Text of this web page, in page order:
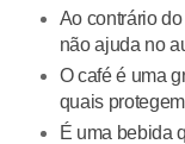
Ao contrário
não ajuda no
O café é uma
quais
É uma bebida